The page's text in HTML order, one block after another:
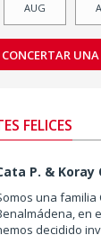
AUG
FELICES
P. & Koray
una familia
en
decidido